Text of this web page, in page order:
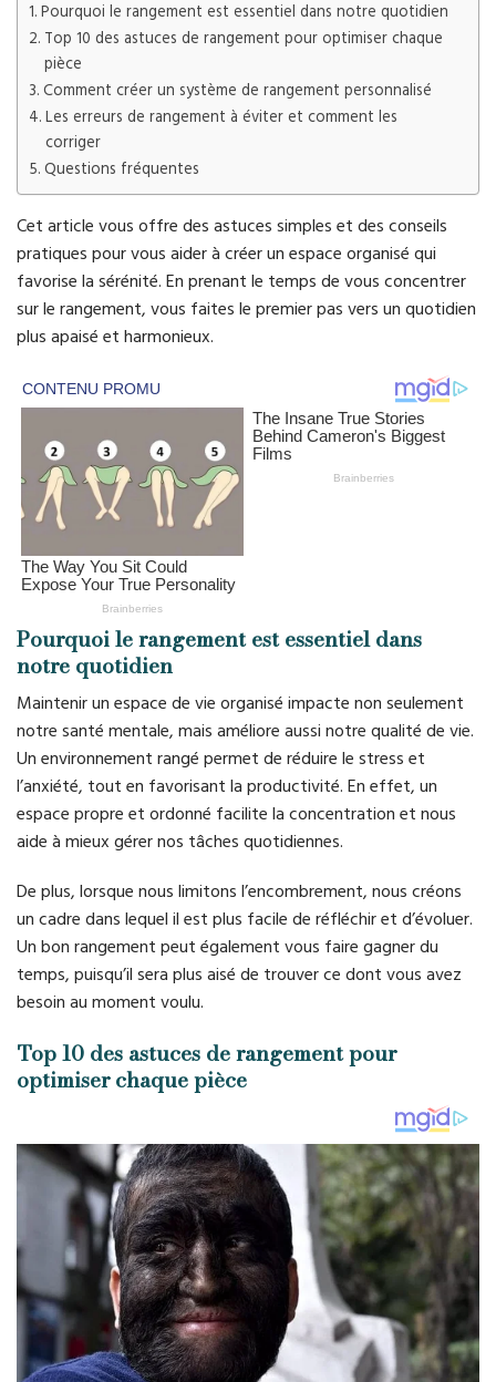
Pourquoi le rangement est essentiel dans notre quotidien
Top 10 des astuces de rangement pour optimiser chaque
pièce
Comment créer un système de rangement personnalisé
Les erreurs de rangement à éviter et comment les
corriger
Questions fréquentes
Cet article vous offre des astuces simples et des conseils
pratiques pour vous aider à créer un espace organisé qui
favorise la sérénité. En prenant le temps de vous concentrer
sur le rangement, vous faites le premier pas vers un quotidien
plus apaisé et harmonieux.
Pourquoi le rangement est essentiel dans
notre quotidien
Maintenir un espace de vie organisé impacte non seulement
notre santé mentale, mais améliore aussi notre qualité de vie.
Un environnement rangé permet de réduire le stress et
l’anxiété, tout en favorisant la productivité. En effet, un
espace propre et ordonné facilite la concentration et nous
aide à mieux gérer nos tâches quotidiennes.
De plus, lorsque nous limitons l’encombrement, nous créons
un cadre dans lequel il est plus facile de réfléchir et d’évoluer.
Un bon rangement peut également vous faire gagner du
temps, puisqu’il sera plus aisé de trouver ce dont vous avez
besoin au moment voulu.
Top 10 des astuces de rangement pour
optimiser chaque pièce